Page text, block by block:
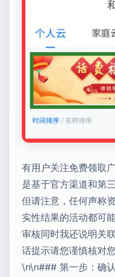
有用户关注免费领取
是基于官方渠道和第
但请注意，任何声称
实性结果的活动都可
审核同时我还说明关
话提示请您谨慎核对
\n\n### 第一步：确